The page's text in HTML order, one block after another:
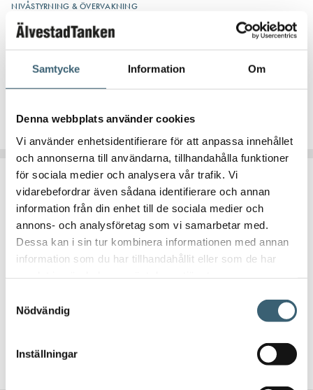
Samtycke Information Om
Denna webbplats använder cookies
Vi använder enhetsidentifierare för att anpassa innehållet
och annonserna till användarna, tillhandahålla funktioner
för sociala medier och analysera vår trafik. Vi
vidarebefordrar även sådana identifierare och annan
information från din enhet till de sociala medier och
annons- och analysföretag som vi samarbetar med.
Dessa kan i sin tur kombinera informationen med annan
information som du har tillhandahållit eller som de har
Nödvändig
Inställningar
NIVÅSTYRNING & ÖVERVAKNING
Kontrollpanel med givare för tankpåfyllning
4 770kr3 995
Köp nu!
DIESELTANK RESERVDELAR & TILLBEHÖR
Nivåmätare – Watchman SONIC Advanced
1 236kr